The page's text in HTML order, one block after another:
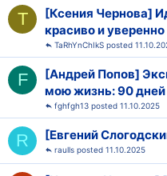
T
[Ксения Чернова]
красиво и
TaRhYnChIkS
F
[Андрей Попов]
мою жизнь: 90
11.10.2025
fghfgh13
R [Евгений
11.10.2025
raulls